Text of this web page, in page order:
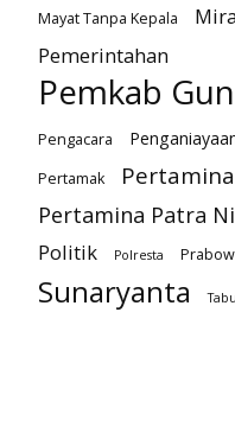
Mayat Tanpa Kepala
Pemerintahan
Pemkab
Pengacara
Pertamak Pertamina
Pertamina Patra
Politik
Polresta
Sunaryanta